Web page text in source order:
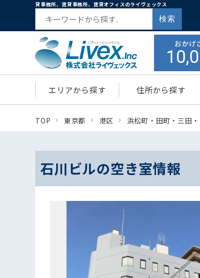
貸事務所、賃貸事務所、賃貸オフィスのライヴェックス
検索
おかげ
エリアから探す 住所から探す
TOP 東京都 港区 浜松町・田町・三田
石川ビルの空き室情報